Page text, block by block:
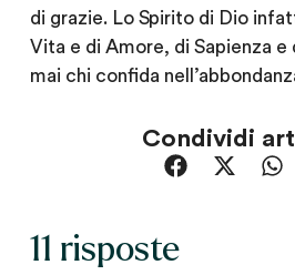
di grazie. Lo Spirito di Dio
Vita e di Amore, di Sapienza e
mai chi confida
Condividi
11 risposte